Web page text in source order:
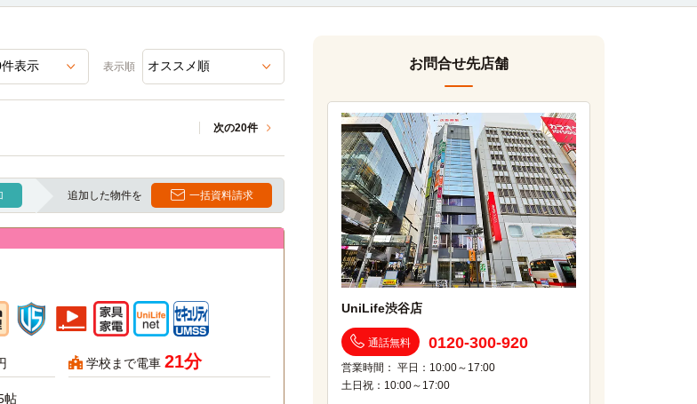
表示順
次の20件
追加した物件を 一括資料請求
学校まで電車 21分
帖
お問合せ先店舗
UniLife渋谷店
通話無料 0120-300-920
営業時間： 平日：10:00～17:00
土日祝：10:00～17:00